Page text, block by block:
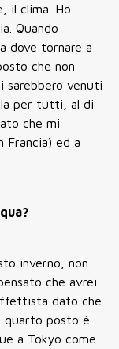
il clima. Ho
Quando
dove tornare a
che non
sarebbero venuti
per tutti, al di
che mi
Francia) ed a
inverno, non
che avrei
dato che
quarto posto è
a Tokyo come